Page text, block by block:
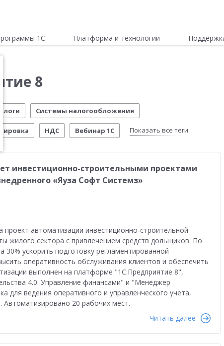
1С Платформа и технологии
8
Системы налогообложения
НДС Вебинар 1С Показать все теги
Отчетность по МСФО Новости Платформы
управления предприятием Управление складом
Автоматизация бизнеса Управление продажами
Торговым компаниям Управленческий учет
Облачные технологии 1С-ЭДО Интернет-торговля
Налоги 2026 Управление запасами Истории успеха
Бухгалтерский и налоговый учет
инвестиционно-строительными проектами
«Яуза Софт Системз»
автоматизации инвестиционно-строительной
сектора с привлечением средств дольщиков. По
30% ускорить подготовку регламентированной
оперативность обслуживания клиентов и обеспечить
выполнен на платформе "1С:Предприятие 8",
4.0. Управление финансами" и "Менеджер
для ведения оперативного и управленческого учета,
20 рабочих мест.
Читать далее